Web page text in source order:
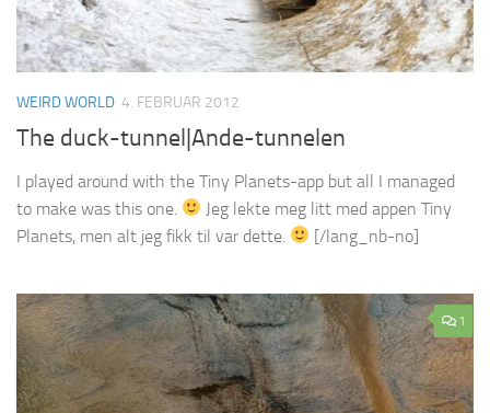
WEIRD WORLD 4. FEBRUAR 2012
The duck-tunnel|Ande-tunnelen
I played around with the Tiny Planets-app but all I managed
to make was this one.
Jeg lekte meg litt med appen Tiny
Planets, men alt jeg fikk til var dette.
[/lang_nb-no]
1